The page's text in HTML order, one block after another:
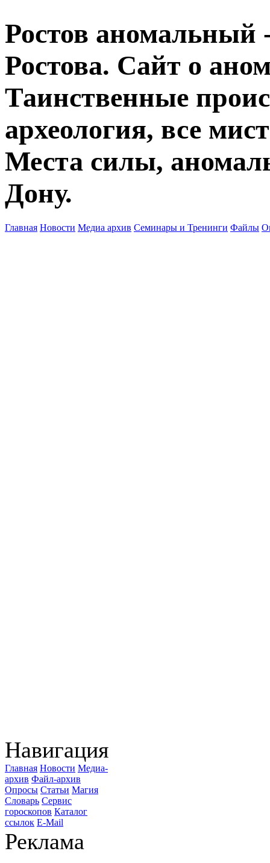
Ростов аномальный
Ростова. Сайт о
Таинственные
археология, все
Места силы,
Дону.
Главная Новости Медиа архив Семинары и Тренинги Файлы
Навигация
Главная Новости Медиа-
архив Файл-архив
Опросы Статьи Магия
Словарь Сервис
гороскопов Каталог
ссылок E-Mail
Реклама